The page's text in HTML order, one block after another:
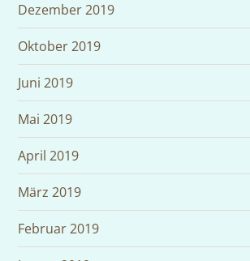
Dezember 2019
Oktober 2019
Juni 2019
Mai 2019
April 2019
März 2019
Februar 2019